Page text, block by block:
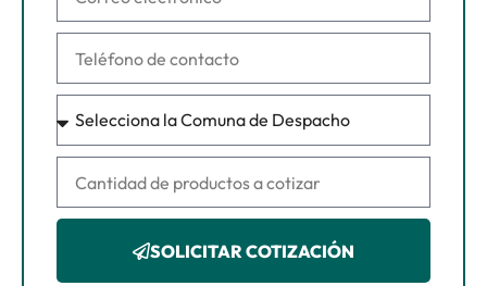
SOLICITAR COTIZACIÓN